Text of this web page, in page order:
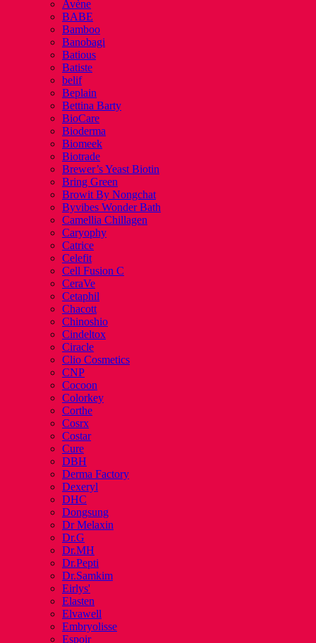
Avène
BABE
Bamboo
Banobagi
Batious
Batiste
belif
Beplain
Bettina Barty
BioCare
Bioderma
Biomeek
Biotrade
Brewer’s Yeast Biotin
Bring Green
Browit By Nongchat
Byvibes Wonder Bath
Camellia Chillagen
Caryophy
Catrice
Celefit
Cell Fusion C
CeraVe
Cetaphil
Chacott
Chinoshio
Cindeltox
Ciracle
Clio Cosmetics
CNP
Cocoon
Colorkey
Corthe
Cosrx
Costar
Cure
DBH
Derma Factory
Dexeryl
DHC
Dongsung
Dr Melaxin
Dr.G
Dr.MH
Dr.Pepti
Dr.Samkim
Eirlys'
Elasten
Elvawell
Embryolisse
Espoir